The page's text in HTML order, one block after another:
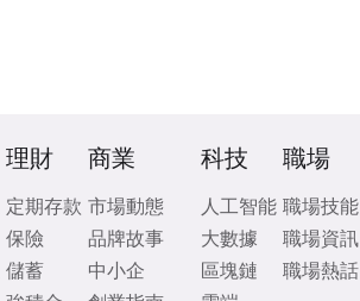
理財
定期存款
保險
儲蓄
商業
市場動態
品牌故事
中小企
科技
人工智能
大數據
區塊鏈
職場
職場技能
職場資訊
職場熱話